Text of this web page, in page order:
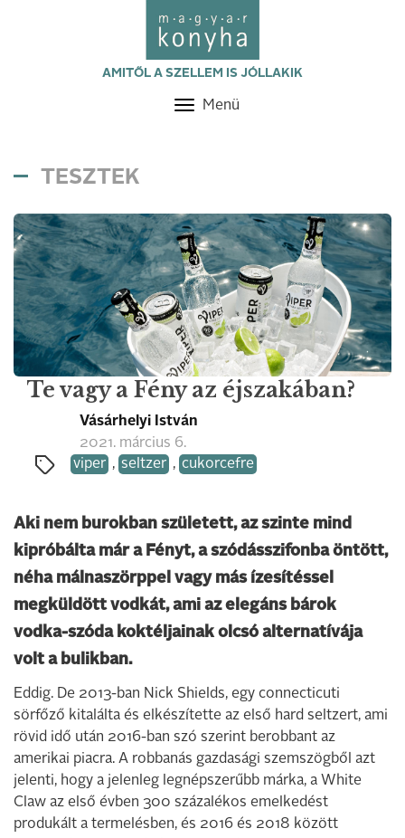
AMITŐL A SZELLEM IS JÓLLAKIK
Toggle
Menü
TESZTEK
Te vagy a Fény az éjszakában?
Vásárhelyi István
2021. március 6.
viper , seltzer , cukorcefre
Aki nem burokban született, az szinte mind
kipróbálta már a Fényt, a szódásszifonba öntött,
néha málnaszörppel vagy más ízesítéssel
megküldött vodkát, ami az elegáns bárok
vodka-szóda koktéljainak olcsó alternatívája
volt a bulikban.
Eddig. De 2013-ban Nick Shields, egy connecticuti
sörfőző kitalálta és elkészítette az első hard seltzert, ami
rövid idő után 2016-ban szó szerint berobbant az
amerikai piacra. A robbanás gazdasági szemszögből azt
jelenti, hogy a jelenleg legnépszerűbb márka, a White
Claw az első évben 300 százalékos emelkedést
produkált a termelésben, és 2016 és 2018 között